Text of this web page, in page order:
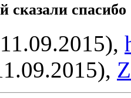
сказали